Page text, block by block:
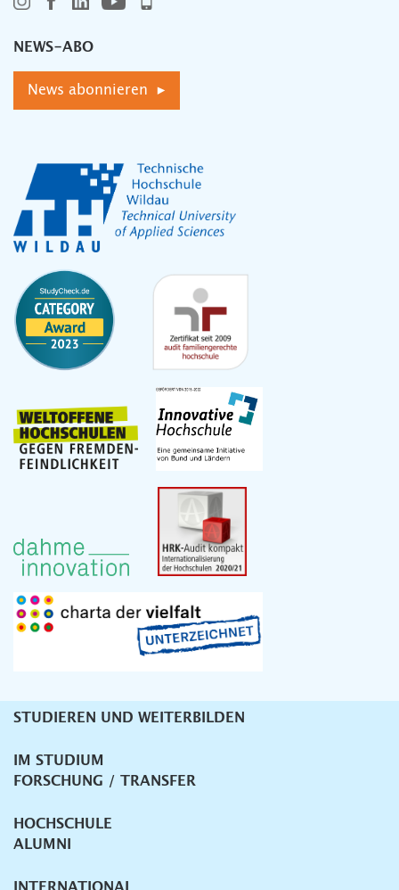
NEWS-ABO
News abonnieren ▸
Unternavigation
STUDIEREN UND WEITERBILDEN
IM STUDIUM
FORSCHUNG / TRANSFER
HOCHSCHULE
ALUMNI